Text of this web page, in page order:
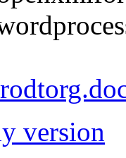
version